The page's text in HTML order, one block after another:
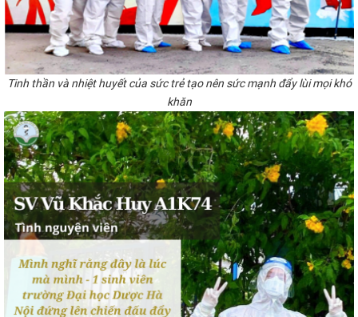
Tinh thần và nhiệt huyết của sức trẻ tạo nên sức mạnh đẩy lùi mọi khó
khăn